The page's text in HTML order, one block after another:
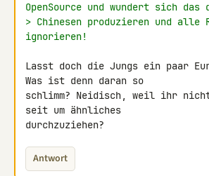
OpenSource und wundert sich das
> Chinesen produzieren und alle
ignorieren!
Lasst doch die Jungs ein paar
Was ist denn daran so
schlimm? Neidisch, weil ihr
seit um ähnliches
durchzuziehen?
Antwort